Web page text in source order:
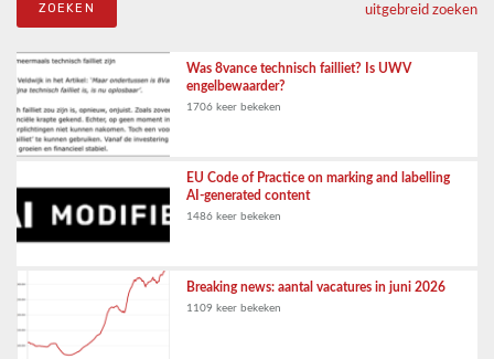
uitgebreid zoeken
Was 8vance technisch failliet? Is UWV
engelbewaarder?
1706 keer bekeken
EU Code of Practice on marking and labelling
AI-generated content
1486 keer bekeken
Breaking news: aantal vacatures in juni 2026
1109 keer bekeken